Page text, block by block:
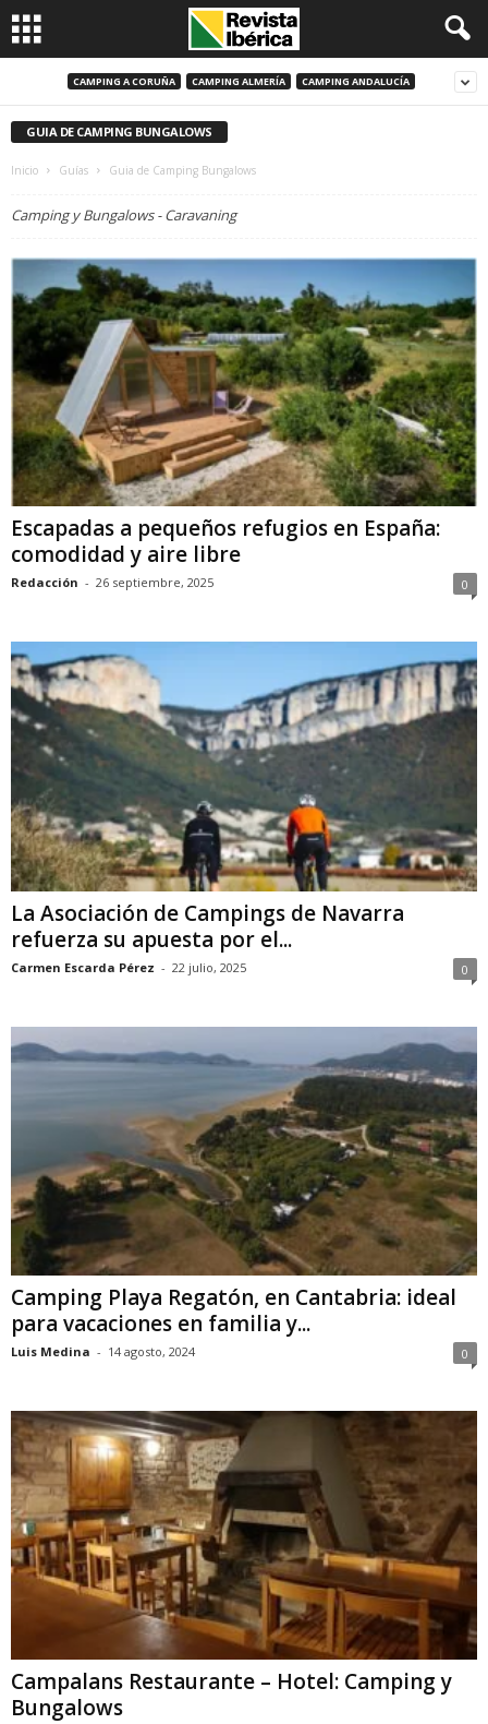
CAMPING A CORUÑA CAMPING ALMERÍA CAMPING ANDALUCÍA
GUIA DE CAMPING BUNGALOWS
Inicio Guías Guia de Camping Bungalows
Camping y Bungalows - Caravaning
Escapadas a pequeños refugios en España:
comodidad y aire libre
Redacción - 26 septiembre, 2025 0
La Asociación de Campings de Navarra
refuerza su apuesta por el...
Carmen Escarda Pérez - 22 julio, 2025 0
Camping Playa Regatón, en Cantabria: ideal
para vacaciones en familia y...
Luis Medina - 14 agosto, 2024 0
Campalans Restaurante – Hotel: Camping y
Bungalows